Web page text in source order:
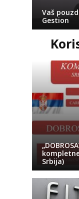
Vaš
Gestion
Srbija)